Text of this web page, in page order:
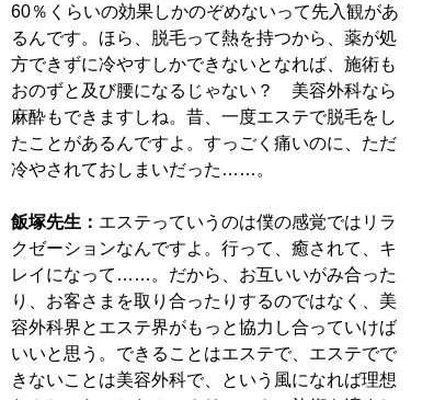
60％くらいの効果しかのぞめないって先入観があ
るんです。ほら、脱毛って熱を持つから、薬が処
方できずに冷やすしかできないとなれば、施術も
おのずと及び腰になるじゃない？ 美容外科なら
麻酔もできますしね。昔、一度エステで脱毛をし
たことがあるんですよ。すっごく痛いのに、ただ
冷やされておしまいだった……。
飯塚先生： エステっていうのは僕の感覚ではリラ
クゼーションなんですよ。行って、癒されて、キ
レイになって……。だから、お互いいがみ合った
り、お客さまを取り合ったりするのではなく、美
容外科界とエステ界がもっと協力し合っていけば
いいと思う。できることはエステで、エステでで
きないことは美容外科で、という風になれば理想